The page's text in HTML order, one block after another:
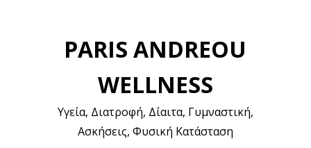
PARIS ANDREOU
WELLNESS
Υγεία, Διατροφή, Δίαιτα, Γυμναστική,
Ασκήσεις, Φυσική Κατάσταση